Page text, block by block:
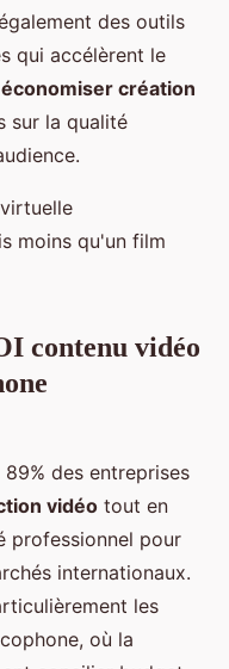
des outils
qui accélèrent le
économiser création
sur la qualité
moins qu'un film
contenu vidéo
des entreprises
vidéo tout en
professionnel pour
internationaux.
les
où la